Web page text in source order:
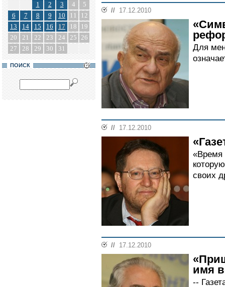
1 2 3 4
5
6
7 8 9 10 11
12
13
14 15 16 17 18
19
20
21 22 23 24 25 26
27
28 29 30 31
ПОИСК
// 17.12.2010
Для
// 17.12.2010
«Время
своих
// 17.12.2010
имя
--